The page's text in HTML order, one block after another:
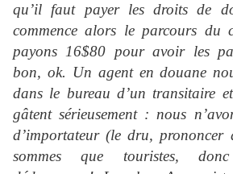
qu’il faut payer les droits de
commence alors le parcours du
payons 16$80 pour avoir les
bon, ok. Un agent en douane
dans le bureau d’un transitaire
gâtent sérieusement : nous
d’importateur (le dru, prononcer
sommes que touristes,